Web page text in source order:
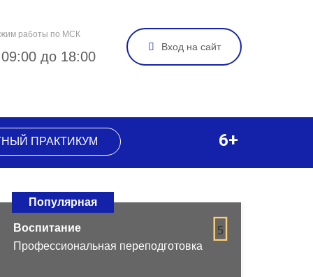
работы по МСК
до 18:00
Вход на сайт
ПРАКТИКУМ 6+
Популярная
5
Воспитание
Профессиональная переподготовка